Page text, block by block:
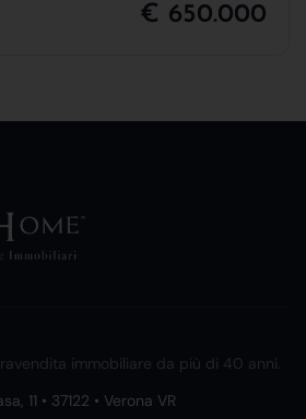
€ 650.000
immobiliare da più di 40 anni.
11 • 37122 • Verona VR